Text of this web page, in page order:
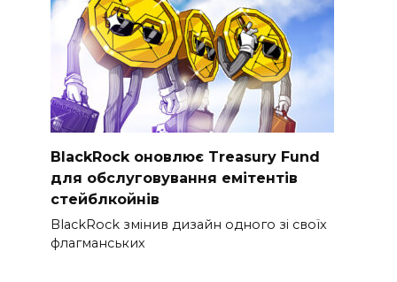
BlackRock оновлює Treasury Fund
для обслуговування емітентів
стейблкойнів
BlackRock змінив дизайн одного зі своїх
флагманських